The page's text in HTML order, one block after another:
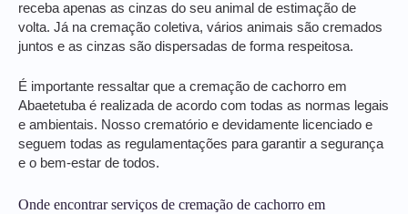
receba apenas as cinzas do seu animal de estimação de
volta. Já na cremação coletiva, vários animais são cremados
juntos e as cinzas são dispersadas de forma respeitosa.
É importante ressaltar que a cremação de cachorro em
Abaetetuba é realizada de acordo com todas as normas legais
e ambientais. Nosso crematório e devidamente licenciado e
seguem todas as regulamentações para garantir a segurança
e o bem-estar de todos.
Onde encontrar serviços de cremação de cachorro em